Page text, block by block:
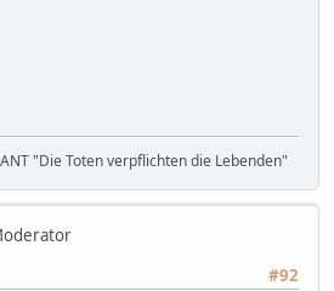
"Die Toten verpflichten die Lebenden"
#92